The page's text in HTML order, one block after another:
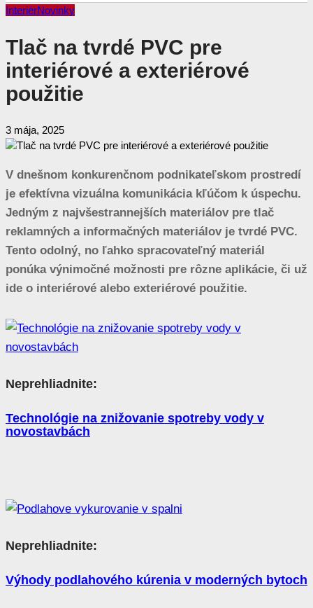
InteriérNovinky
Tlač na tvrdé PVC pre
interiérové a exteriérové
použitie
3 mája, 2025
V dnešnom konkurenčnom podnikateľskom prostredí
je efektívna vizuálna komunikácia kľúčom k úspechu.
Jedným z najvšestrannejších materiálov pre tlač
reklamných a informačných materiálov je tvrdé PVC.
Tento odolný, no ľahko spracovateľný materiál
ponúka výnimočné možnosti pre rôzne aplikácie, či už
ide o interiérové alebo exteriérové použitie.
Neprehliadnite:
Technológie na znižovanie spotreby vody v
novostavbách
Neprehliadnite:
Výhody podlahového kúrenia v moderných bytoch